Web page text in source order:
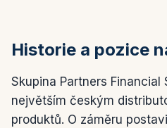
Historie a pozice
Skupina Partners Financial
největším českým
produktů. O záměru